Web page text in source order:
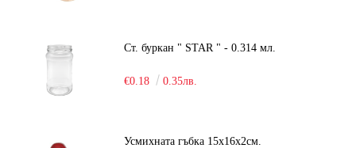
Ст. буркан " STAR " - 0.314 мл.
€0.18 0.35лв.
Усмихната гъбка 15х16х2см.